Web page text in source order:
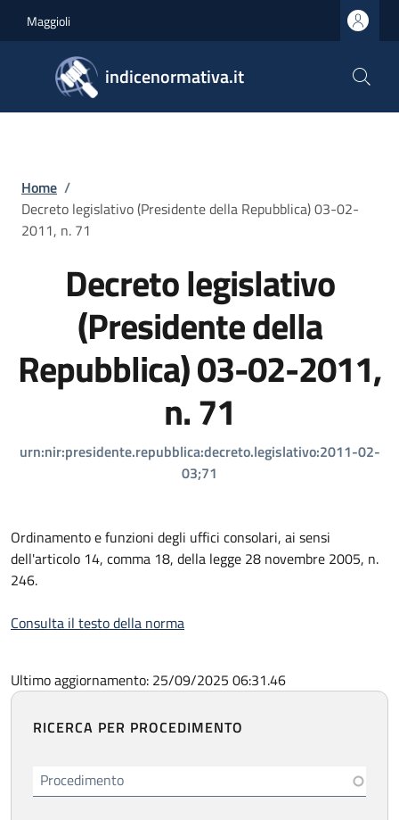
Maggioli
indicenormativa.it
Briciole di pane
Home /
Decreto legislativo (Presidente della Repubblica) 03-02-
2011, n. 71
Decreto legislativo
(Presidente della
Repubblica) 03-02-2011,
n. 71
urn:nir:presidente.repubblica:decreto.legislativo:2011-02-
03;71
Ordinamento e funzioni degli uffici consolari, ai sensi
dell'articolo 14, comma 18, della legge 28 novembre 2005, n.
246.
Consulta il testo della norma
Ultimo aggiornamento: 25/09/2025 06:31.46
RICERCA PER PROCEDIMENTO
Procedimento